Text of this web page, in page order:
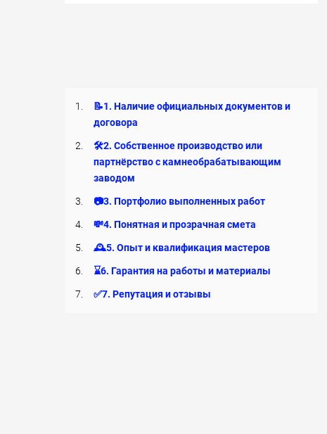
1.
📝1. Наличие официальных документов и
договора
2.
🛠2. Собственное производство или
партнёрство с камнеобрабатывающим
заводом
3. 📷3. Портфолио выполненных работ
4. 💸4. Понятная и прозрачная смета
5. 🕰5. Опыт и квалификация мастеров
6. ⌛️6. Гарантия на работы и материалы
7. ✅7. Репутация и отзывы